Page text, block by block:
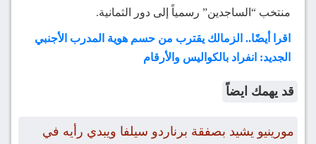
منتخب “الساجدين” رسمياً إلى دور الثمانية.
اقرا أيضًا.. الزمالك يقترب من حسم هوية المدرب الأجنبي
الجديد: انفراد بالكواليس والأرقام
قد يهمك ايضاً
مورينيو يشيد بصفقة برناردو سيلفا ويبدي رأيه في